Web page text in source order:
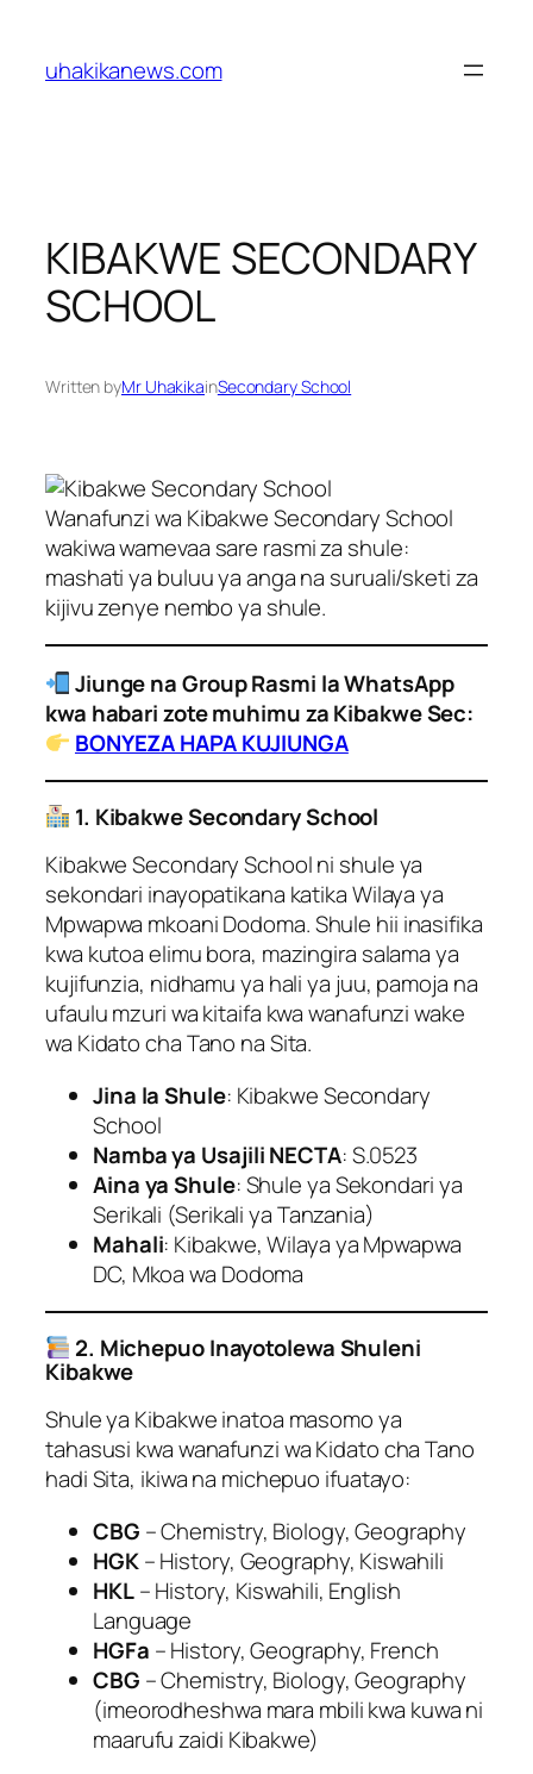
content
uhakikanews.com
KIBAKWE SECONDARY
SCHOOL
Written byMr UhakikainSecondary School
Wanafunzi wa Kibakwe Secondary School
wakiwa wamevaa sare rasmi za shule:
mashati ya buluu ya anga na suruali/sketi za
kijivu zenye nembo ya shule.
Jiunge na Group Rasmi la WhatsApp
kwa habari zote muhimu za Kibakwe Sec:
BONYEZA HAPA KUJIUNGA
1. Kibakwe Secondary School
Kibakwe Secondary School ni shule ya
sekondari inayopatikana katika Wilaya ya
Mpwapwa mkoani Dodoma. Shule hii inasifika
kwa kutoa elimu bora, mazingira salama ya
kujifunzia, nidhamu ya hali ya juu, pamoja na
ufaulu mzuri wa kitaifa kwa wanafunzi wake
wa Kidato cha Tano na Sita.
Jina la Shule: Kibakwe Secondary
School
Namba ya Usajili NECTA: S.0523
Aina ya Shule: Shule ya Sekondari ya
Serikali (Serikali ya Tanzania)
Mahali: Kibakwe, Wilaya ya Mpwapwa
DC, Mkoa wa Dodoma
2. Michepuo Inayotolewa Shuleni
Kibakwe
Shule ya Kibakwe inatoa masomo ya
tahasusi kwa wanafunzi wa Kidato cha Tano
hadi Sita, ikiwa na michepuo ifuatayo:
CBG – Chemistry, Biology, Geography
HGK– History, Geography, Kiswahili
HKL– History, Kiswahili, English
Language
HGFa – History, Geography, French
CBG – Chemistry, Biology, Geography
(imeorodheshwa mara mbili kwa kuwa ni
maarufu zaidi Kibakwe)